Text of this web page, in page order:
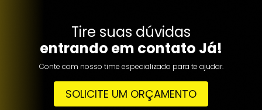
Tire suas dúvidas
entrando em contato Já!
Conte com nosso time especializado para te ajudar.
SOLICITE UM ORÇAMENTO